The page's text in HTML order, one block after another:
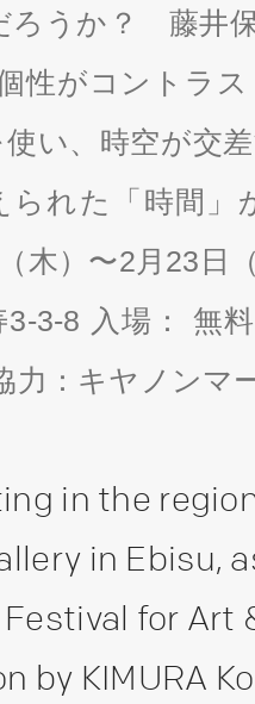
ろうか？ 藤井
性がコントラ
い、時空が交
られた「時間
木）〜2月23日
3-3-8 入場：
力：キヤノンマ
in the
in Ebisu,
for Art
by KIMURA